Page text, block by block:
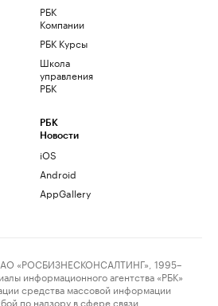
РБК
Компании
РБК Курсы
Школа
управления
РБК
РБК
Новости
iOS
Android
AppGallery
«РОСБИЗНЕСКОНСАЛТИНГ», 1995–
информационного агентства «РБК»
средства массовой информации
по надзору в сфере связи,